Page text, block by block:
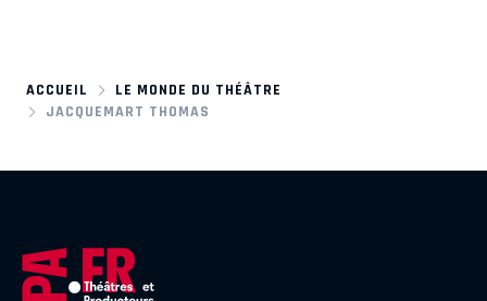
ACCUEIL
LE MONDE DU THÉÂTRE
JACQUEMART THOMAS